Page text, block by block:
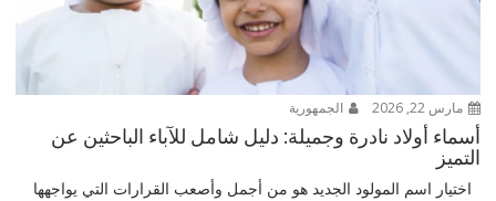
مارس 22, 2026 الجمهورية
أسماء أولاد نادرة وجميلة: دليل شامل للآباء الباحثين عن
التميز
اختيار اسم المولود الجديد هو من أجمل وأصعب القرارات التي يواجهها